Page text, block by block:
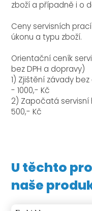
zboží a případně i o
Ceny servisních
úkonu a typu zboží.
Orientační ceník
bez DPH a dopravy)
1) Zjištění závady
- 1000,- Kč
2) Započatá
500,- Kč
U těchto
naše